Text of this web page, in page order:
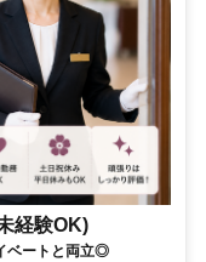
経験OK)
ベートと両立◎